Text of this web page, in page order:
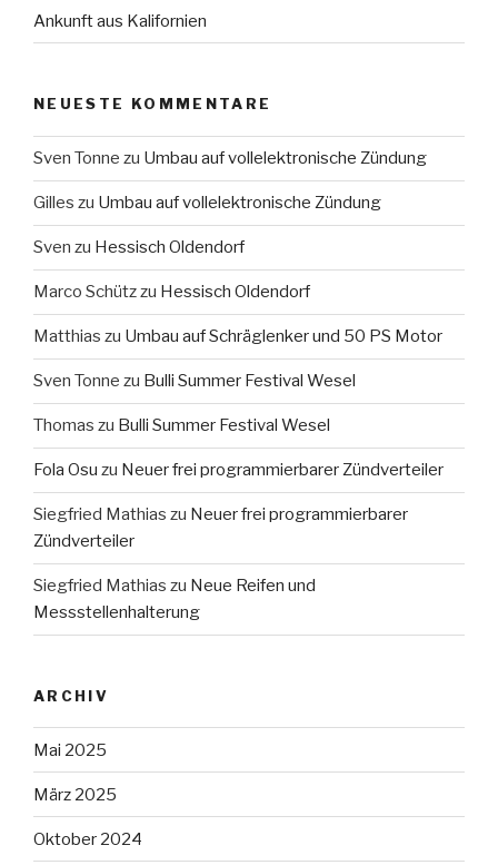
Ankunft aus Kalifornien
NEUESTE KOMMENTARE
Sven Tonne zu Umbau auf vollelektronische Zündung
Gilles zu Umbau auf vollelektronische Zündung
Sven zu Hessisch Oldendorf
Marco Schützzu Hessisch Oldendorf
Matthias zu Umbau auf Schräglenker und 50 PS Motor
Sven Tonne zu Bulli Summer Festival Wesel
Thomas zu Bulli Summer Festival Wesel
Fola Osu zu Neuer frei programmierbarer Zündverteiler
Siegfried Mathias zu Neuer frei programmierbarer
Zündverteiler
Siegfried Mathias zu Neue Reifen und
Messstellenhalterung
ARCHIV
Mai 2025
März 2025
Oktober 2024